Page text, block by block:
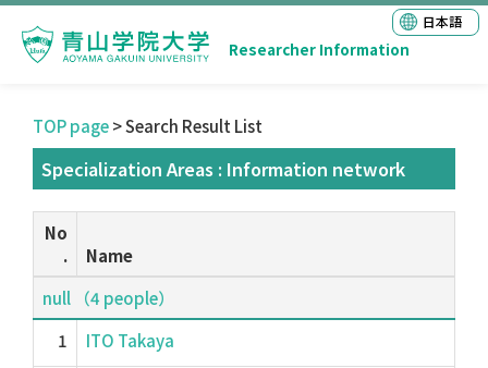
Researcher Information
日本語
TOP page> Search Result List
Specialization Areas : Information network
No
.
Name
null （4 people）
1
ITO Takaya